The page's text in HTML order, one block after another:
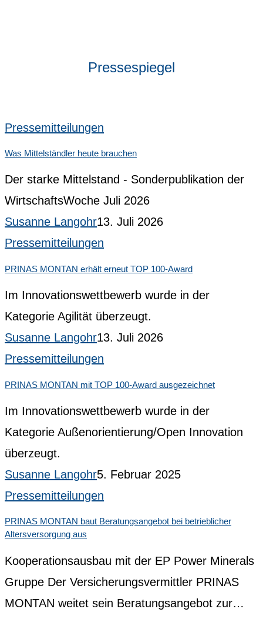
Pressespiegel
Pressemitteilungen
Was Mittelständler heute brauchen
Der starke Mittelstand - Sonderpublikation der
WirtschaftsWoche Juli 2026
Susanne Langohr13. Juli 2026
Pressemitteilungen
PRINAS MONTAN erhält erneut TOP 100-Award
Im Innovationswettbewerb wurde in der
Kategorie Agilität überzeugt.
Susanne Langohr13. Juli 2026
Pressemitteilungen
PRINAS MONTAN mit TOP 100-Award ausgezeichnet
Im Innovationswettbewerb wurde in der
Kategorie Außenorientierung/Open Innovation
überzeugt.
Susanne Langohr5. Februar 2025
Pressemitteilungen
PRINAS MONTAN baut Beratungsangebot bei betrieblicher
Altersversorgung aus
Kooperationsausbau mit der EP Power Minerals
Gruppe Der Versicherungsvermittler PRINAS
MONTAN weitet sein Beratungsangebot zur…